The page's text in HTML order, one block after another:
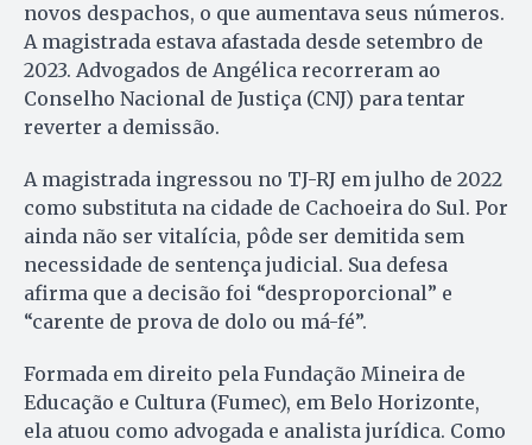
novos despachos, o que aumentava seus números.
A magistrada estava afastada desde setembro de
2023. Advogados de Angélica recorreram ao
Conselho Nacional de Justiça (CNJ) para tentar
reverter a demissão.
A magistrada ingressou no TJ-RJ em julho de 2022
como substituta na cidade de Cachoeira do Sul. Por
ainda não ser vitalícia, pôde ser demitida sem
necessidade de sentença judicial. Sua defesa
afirma que a decisão foi “desproporcional” e
“carente de prova de dolo ou má-fé”.
Formada em direito pela Fundação Mineira de
Educação e Cultura (Fumec), em Belo Horizonte,
ela atuou como advogada e analista jurídica. Como